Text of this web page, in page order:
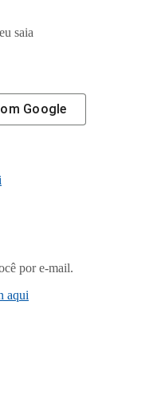
saia
Google
por e-mail.
aqui